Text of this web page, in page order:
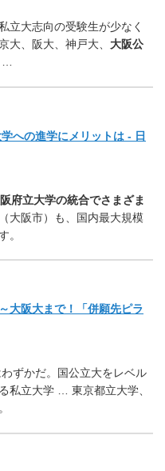
立大志向の受験生が少なく
大、阪大、神戸大、 大阪公
への進学にメリットは - 日
府立大学の統合でさまざま
（大阪市）も、 国内最大規模
。
大阪大まで！「併願先ピラ
ずかだ。
国公立大をレベル
私立大学 … 東京都立大学、